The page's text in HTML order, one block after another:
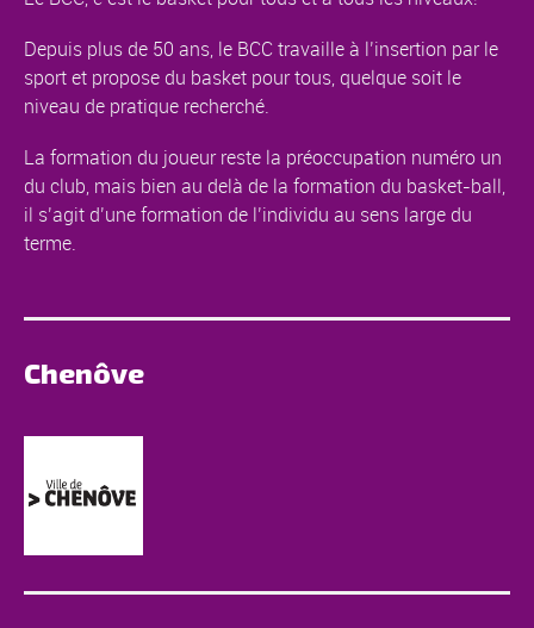
Depuis plus de 50 ans, le BCC travaille à l’insertion par le
sport et propose du basket pour tous, quelque soit le
niveau de pratique recherché.
La formation du joueur reste la préoccupation numéro un
du club, mais bien au delà de la formation du basket-ball,
il s’agit d’une formation de l’individu au sens large du
terme.
Chenôve